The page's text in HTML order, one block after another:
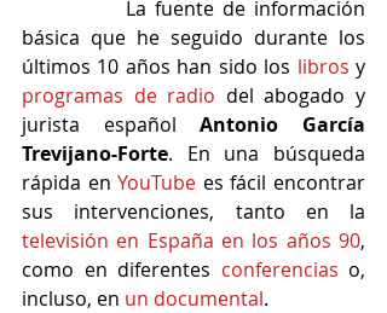
básica que he seguido durante los
últimos 10 años han sido los libros
programas de radio del abogado y
jurista español Antonio García
Trevijano-Forte. En una búsqueda
rápida en YouTube es fácil encontrar
televisión en España en los años 90,
como en diferentes conferencias o,
incluso, en un documental.